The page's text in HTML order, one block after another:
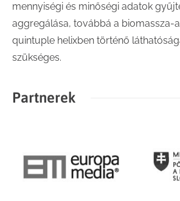
mennyiségi és minőségi adatok
aggregálása, továbbá a biomassza-
quintuple helixben történő
szükséges.
Partnerek